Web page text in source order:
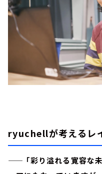
ryuchellが考えるレ
—— 「彩り溢れる寛容な